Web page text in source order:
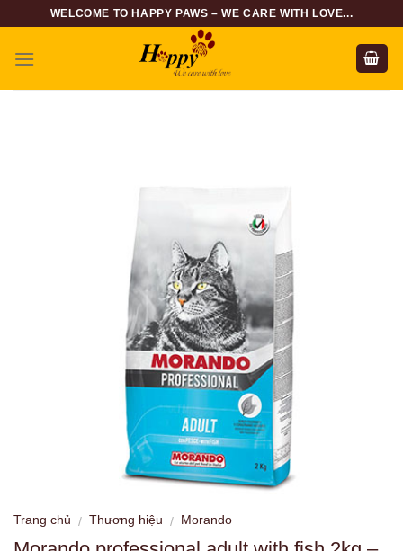
content
WELCOME TO HAPPY PAWS – WE CARE WITH LOVE...
Trang chủ / Thương hiệu / Morando